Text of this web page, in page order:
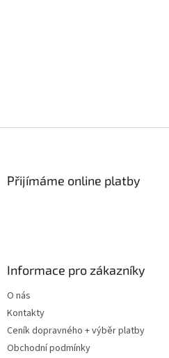
Přijímáme online platby
Informace pro zákazníky
O nás
Kontakty
Ceník dopravného + výběr platby
Obchodní podmínky